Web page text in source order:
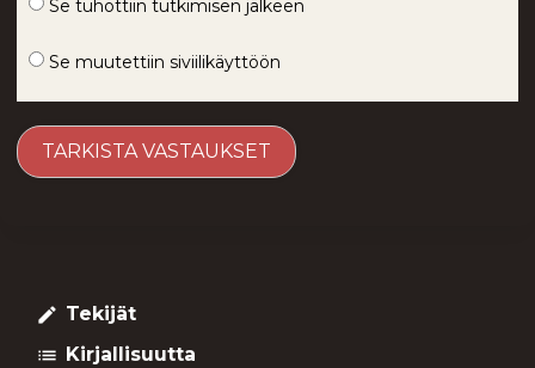
Se tuhottiin tutkimisen jälkeen
Se muutettiin siviilikäyttöön
create Tekijät
list Kirjallisuutta